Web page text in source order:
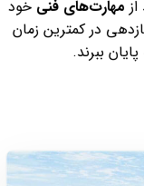
مهارت‌های فنی خود
در کمترین زمان
ببرند.